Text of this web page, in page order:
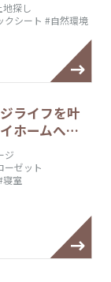
地探し
クシート #自然環境
ライフを叶
ホームへ…
ジ
ーゼット
寝室